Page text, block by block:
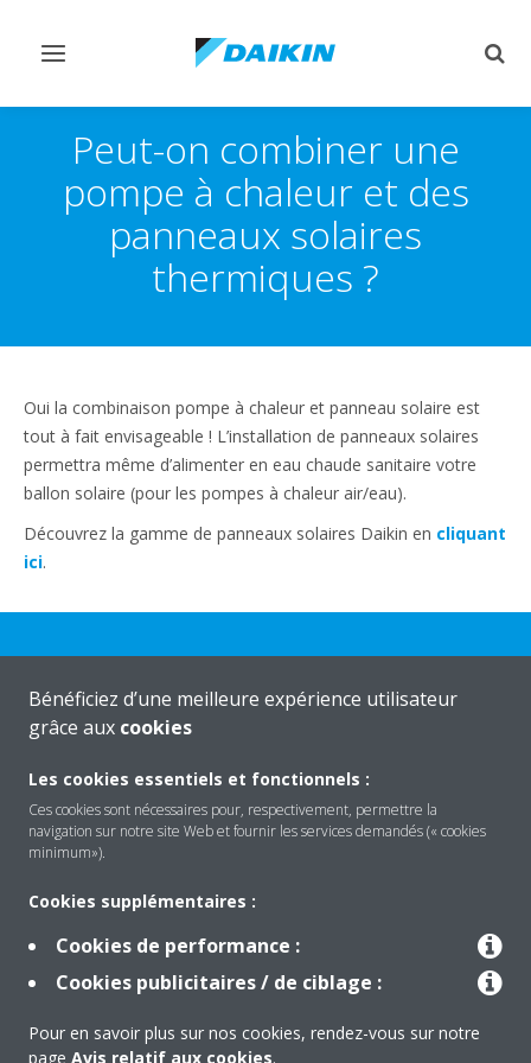
Afficher/masquer
Peut-on combiner une
pompe à chaleur et des
panneaux solaires
thermiques ?
Oui la combinaison pompe à chaleur et panneau solaire est
tout à fait envisageable ! L’installation de panneaux solaires
permettra même d’alimenter en eau chaude sanitaire votre
ballon solaire (pour les pompes à chaleur air/eau).
Découvrez la gamme de panneaux solaires Daikin en cliquant
ici.
Solutions
Contact
Produits
Bénéficiez d’une meilleure expérience utilisateur
grâce aux cookies
Les cookies essentiels et fonctionnels :
Ces cookies sont nécessaires pour, respectivement, permettre la
navigation sur notre site Web et fournir les services demandés (« cookies
minimum»).
Cookies supplémentaires :
Cookies de performance :
Cookies publicitaires / de ciblage :
Pour en savoir plus sur nos cookies, rendez-vous sur notre
page Avis relatif aux cookies.